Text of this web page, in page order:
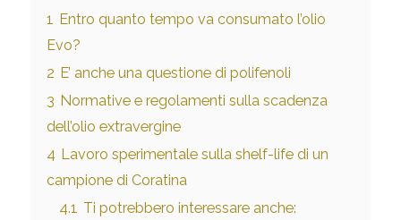
1 Entro quanto tempo va consumato l’olio
Evo?
2 E’ anche una questione di polifenoli
3 Normative e regolamenti sulla scadenza
dell’olio extravergine
4 Lavoro sperimentale sulla shelf-life di un
campione di Coratina
4.1 Ti potrebbero interessare anche: